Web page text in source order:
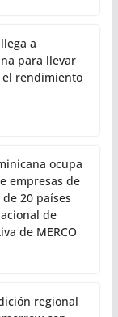
a
para llevar
rendimiento
ocupa
empresas de
20 países
de
de MERCO
regional